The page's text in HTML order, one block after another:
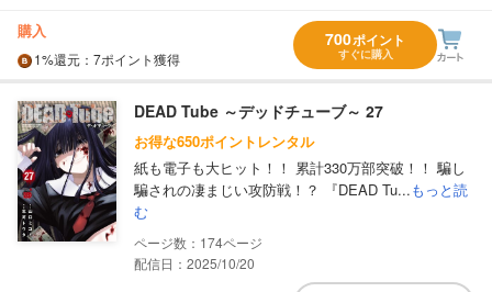
購入
1%還元 ：7ポイント獲得
700ポイント
すぐに購入
DEAD Tube ～デッドチューブ～ 27
お得な650ポイントレンタル
紙も電子も大ヒット！！ 累計330万部突破！！ 騙し
騙されの凄まじい攻防戦！？ 『DEAD Tu...もっと読
む
174
配信日：2025/10/20